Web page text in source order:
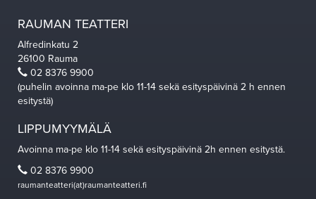
RAUMAN TEATTERI
Alfredinkatu 2
26100 Rauma
02 8376 9900
(puhelin avoinna ma-pe klo 11-14 sekä esityspäivinä 2 h ennen
esitystä)
LIPPUMYYMÄLÄ
Avoinna ma-pe klo 11-14 sekä esityspäivinä 2h ennen esitystä.
02 8376 9900
raumanteatteri(at)raumanteatteri.fi